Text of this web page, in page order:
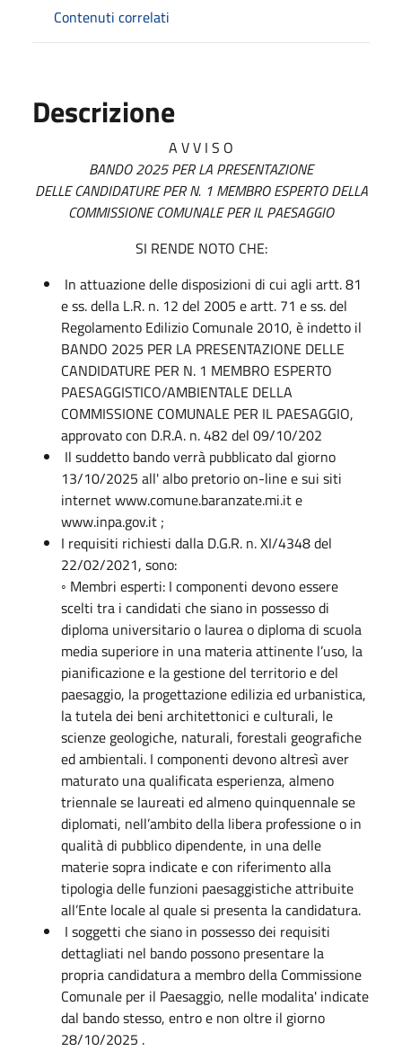
Contenuti correlati
Descrizione
A V V I S O
BANDO 2025 PER LA PRESENTAZIONE
DELLE CANDIDATURE PER N. 1 MEMBRO ESPERTO DELLA
COMMISSIONE COMUNALE PER IL PAESAGGIO
SI RENDE NOTO CHE:
In attuazione delle disposizioni di cui agli artt. 81
e ss. della L.R. n. 12 del 2005 e artt. 71 e ss. del
Regolamento Edilizio Comunale 2010, è indetto il
BANDO 2025 PER LA PRESENTAZIONE DELLE
CANDIDATURE PER N. 1 MEMBRO ESPERTO
PAESAGGISTICO/AMBIENTALE DELLA
COMMISSIONE COMUNALE PER IL PAESAGGIO,
approvato con D.R.A. n. 482 del 09/10/202
Il suddetto bando verrà pubblicato dal giorno
13/10/2025 all' albo pretorio on-line e sui siti
internet www.comune.baranzate.mi.it e
www.inpa.gov.it ;
I requisiti richiesti dalla D.G.R. n. XI/4348 del
22/02/2021, sono:
◦ Membri esperti: I componenti devono essere
scelti tra i candidati che siano in possesso di
diploma universitario o laurea o diploma di scuola
media superiore in una materia attinente l’uso, la
pianificazione e la gestione del territorio e del
paesaggio, la progettazione edilizia ed urbanistica,
la tutela dei beni architettonici e culturali, le
scienze geologiche, naturali, forestali geografiche
ed ambientali. I componenti devono altresì aver
maturato una qualificata esperienza, almeno
triennale se laureati ed almeno quinquennale se
diplomati, nell’ambito della libera professione o in
qualità di pubblico dipendente, in una delle
materie sopra indicate e con riferimento alla
tipologia delle funzioni paesaggistiche attribuite
all’Ente locale al quale si presenta la candidatura.
I soggetti che siano in possesso dei requisiti
dettagliati nel bando possono presentare la
propria candidatura a membro della Commissione
Comunale per il Paesaggio, nelle modalita' indicate
dal bando stesso, entro e non oltre il giorno
28/10/2025 .